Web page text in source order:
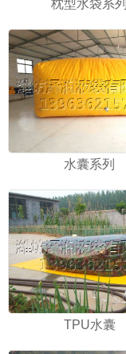
枕型水袋系列
水囊系列
TPU水囊